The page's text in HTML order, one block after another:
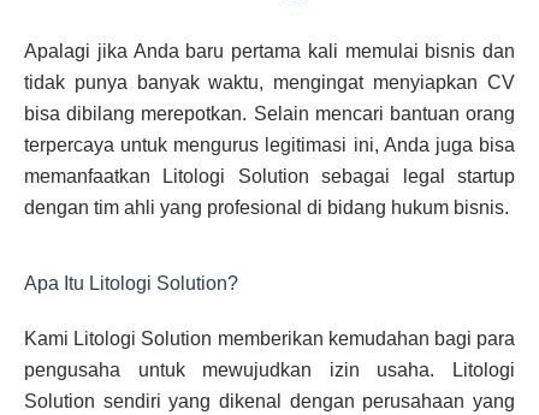
Apalagi jika Anda baru pertama kali memulai bisnis dan
tidak punya banyak waktu, mengingat menyiapkan CV
bisa dibilang merepotkan. Selain mencari bantuan orang
terpercaya untuk mengurus legitimasi ini, Anda juga bisa
memanfaatkan Litologi Solution sebagai legal startup
dengan tim ahli yang profesional di bidang hukum bisnis.
Apa Itu Litologi Solution?
Kami Litologi Solution memberikan kemudahan bagi para
pengusaha untuk mewujudkan izin usaha. Litologi
Solution sendiri yang dikenal dengan perusahaan yang